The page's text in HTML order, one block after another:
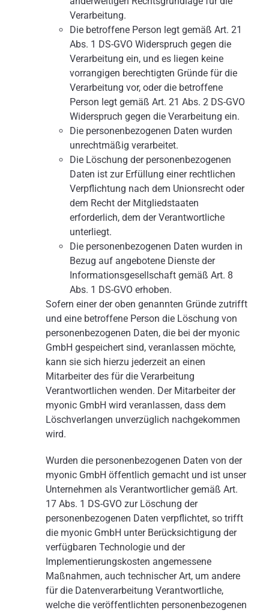
Verarbeitung.
Die betroffene Person legt gemäß Art. 21
Abs. 1 DS-GVO Widerspruch gegen die
Verarbeitung ein, und es liegen keine
vorrangigen berechtigten Gründe für die
Verarbeitung vor, oder die betroffene
Person legt gemäß Art. 21 Abs. 2 DS-GVO
Widerspruch gegen die Verarbeitung ein.
Die personenbezogenen Daten wurden
unrechtmäßig verarbeitet.
Die Löschung der personenbezogenen
Daten ist zur Erfüllung einer rechtlichen
Verpflichtung nach dem Unionsrecht oder
dem Recht der Mitgliedstaaten
erforderlich, dem der Verantwortliche
unterliegt.
Die personenbezogenen Daten wurden in
Bezug auf angebotene Dienste der
Informationsgesellschaft gemäß Art. 8
Abs. 1 DS-GVO erhoben.
Sofern einer der oben genannten Gründe zutrifft
und eine betroffene Person die Löschung von
personenbezogenen Daten, die bei der myonic
GmbH gespeichert sind, veranlassen möchte,
kann sie sich hierzu jederzeit an einen
Mitarbeiter des für die Verarbeitung
Verantwortlichen wenden. Der Mitarbeiter der
myonic GmbH wird veranlassen, dass dem
Löschverlangen unverzüglich nachgekommen
wird.
Wurden die personenbezogenen Daten von der
myonic GmbH öffentlich gemacht und ist unser
Unternehmen als Verantwortlicher gemäß Art.
17 Abs. 1 DS-GVO zur Löschung der
personenbezogenen Daten verpflichtet, so trifft
die myonic GmbH unter Berücksichtigung der
verfügbaren Technologie und der
Implementierungskosten angemessene
Maßnahmen, auch technischer Art, um andere
für die Datenverarbeitung Verantwortliche,
welche die veröffentlichten personenbezogenen